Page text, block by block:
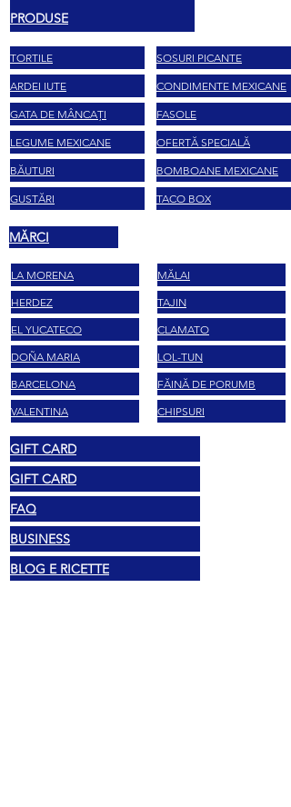
PRODUSE
TORTILE
ARDEI IUTE
GATA DE MÂNCAȚI
LEGUME MEXICANE
BĂUTURI
GUSTĂRI
SOSURI PICANTE
CONDIMENTE MEXICANE
FASOLE
OFERTĂ SPECIALĂ
BOMBOANE MEXICANE
TACO BOX
MĂRCI
LA MORENA
HERDEZ
EL YUCATECO
DOÑA MARIA
BARCELONA
VALENTINA
MĂLAI
TAJIN
CLAMATO
LOL-TUN
FĂINĂ DE PORUMB
CHIPSURI
GIFT CARD
GIFT CARD
FAQ
BUSINESS
BLOG E RICETTE